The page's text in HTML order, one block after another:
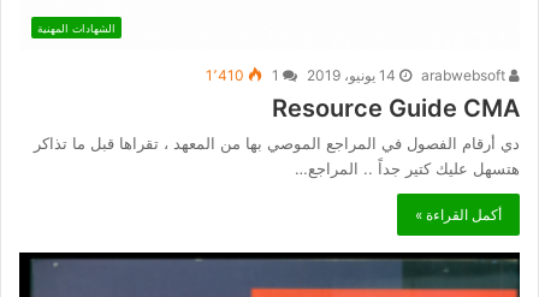
الشهادات المهنية
14 يونيو، 2019 1٬410
Resource Guide CMA
دي أرقام الفصول في المراجع الموصي بها من المعهد ، تقراها قبل ما تذاكر
هتسهل عليك كتير جداً .. المراجع…
أكمل القراءة »